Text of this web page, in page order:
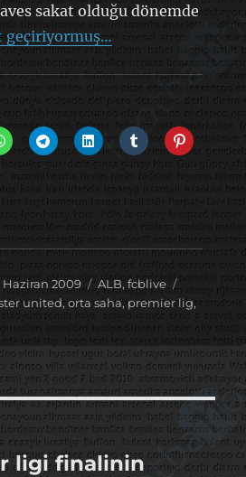
sakat olduğu dönemde
geçiriyormuş…
Haziran 2009 Kategoriler
ALB, fcblive
united, orta saha, premier lig,
ligi finalinin